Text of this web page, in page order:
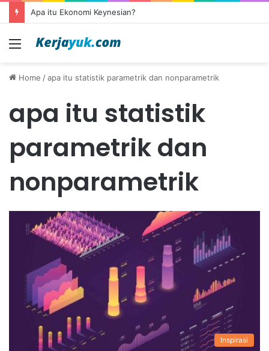
Apa itu Ekonomi Keynesian?
Menu
Home /apa itu statistik parametrik dan nonparametrik
apa itu statistik
parametrik dan
nonparametrik
Inspirasi